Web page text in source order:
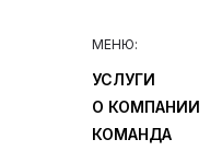
МЕНЮ:
УСЛУГИ
О КОМПАНИИ
КОМАНДА